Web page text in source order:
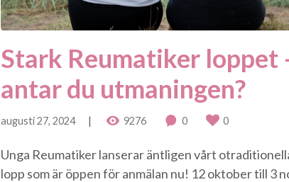
Stark Reumatiker loppet
antar du utmaningen?
augusti 27, 2024 9276 0 0
Unga Reumatiker lanserar äntligen vårt
lopp som är öppen för anmälan nu! 12 oktober till 3